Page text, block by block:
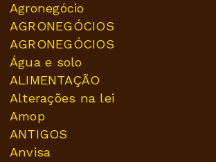
Agronegócio
AGRONEGÓCIOS
AGRONEGÓCIOS
Água e solo
ALIMENTAÇÃO
Alterações na lei
Amop
ANTIGOS
Anvisa